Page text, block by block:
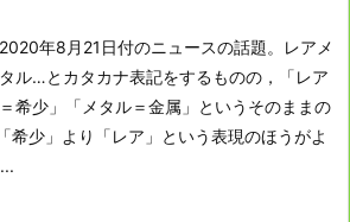
2020年8月21日付のニュースの話題。
レアメ
タル…とカタカナ表記をするものの，「レア
＝希少」「メタル＝金属」というそのままの
希少」より「レア」という表現のほうがよ